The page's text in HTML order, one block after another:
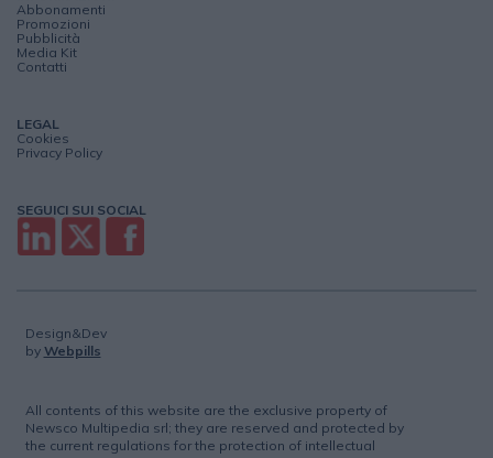
Abbonamenti
Promozioni
Pubblicità
Media Kit
Contatti
LEGAL
Cookies
Privacy Policy
SEGUICI SUI SOCIAL
Design&Dev
by Webpills
All contents of this website are the exclusive property of
Newsco Multipedia srl; they are reserved and protected by
the current regulations for the protection of intellectual